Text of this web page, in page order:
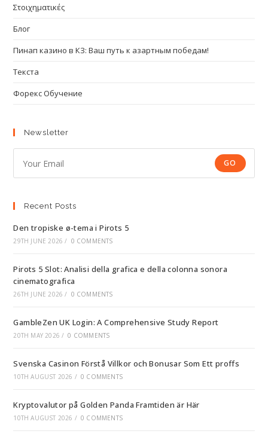
Στοιχηματικές
Блог
Пинап казино в КЗ: Ваш путь к азартным победам!
Текста
Форекс Обучение
Newsletter
GO
Recent Posts
Den tropiske ø-tema i Pirots 5
29TH JUNE 2026 / 0 COMMENTS
Pirots 5 Slot: Analisi della grafica e della colonna sonora
cinematografica
26TH JUNE 2026 / 0 COMMENTS
GambleZen UK Login: A Comprehensive Study Report
20TH MAY 2026 / 0 COMMENTS
Svenska Casinon Förstå Villkor och Bonusar Som Ett proffs
10TH AUGUST 2026 / 0 COMMENTS
Kryptovalutor på Golden Panda Framtiden är Här
10TH AUGUST 2026 / 0 COMMENTS